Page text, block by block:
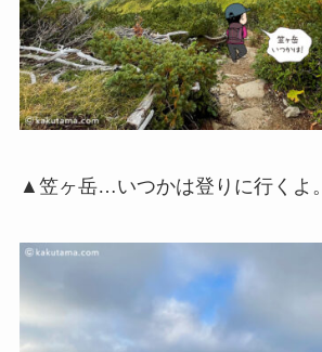
▲笠ヶ岳…いつかは登りに行くよ。